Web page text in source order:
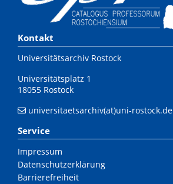
Kontakt
Universitätsarchiv Rostock
Universitätsplatz 1
18055 Rostock
universitaetsarchiv(at)uni-rostock.de
Service
Impressum
Datenschutzerklärung
Barrierefreiheit